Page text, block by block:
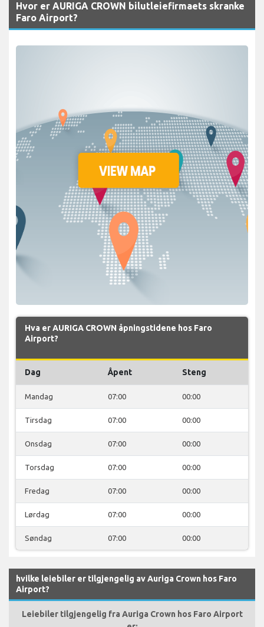
Hvor er AURIGA CROWN bilutleiefirmaets skranke
Faro Airport?
Hva er AURIGA CROWN åpningstidene hos Faro
Airport?
Dag Åpent Steng
Mandag 07:00 00:00
Tirsdag 07:00 00:00
Onsdag 07:00 00:00
Torsdag 07:00 00:00
Fredag 07:00 00:00
Lørdag 07:00 00:00
Søndag 07:00 00:00
hvilke leiebiler er tilgjengelig av Auriga Crown hos Faro
Airport?
Leiebiler tilgjengelig fra Auriga Crown hos Faro Airport